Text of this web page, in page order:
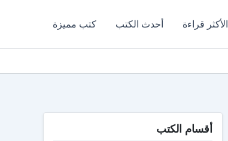
الأكثر قراءة أحدث الكتب كتب مميزة
أقسام الكتب